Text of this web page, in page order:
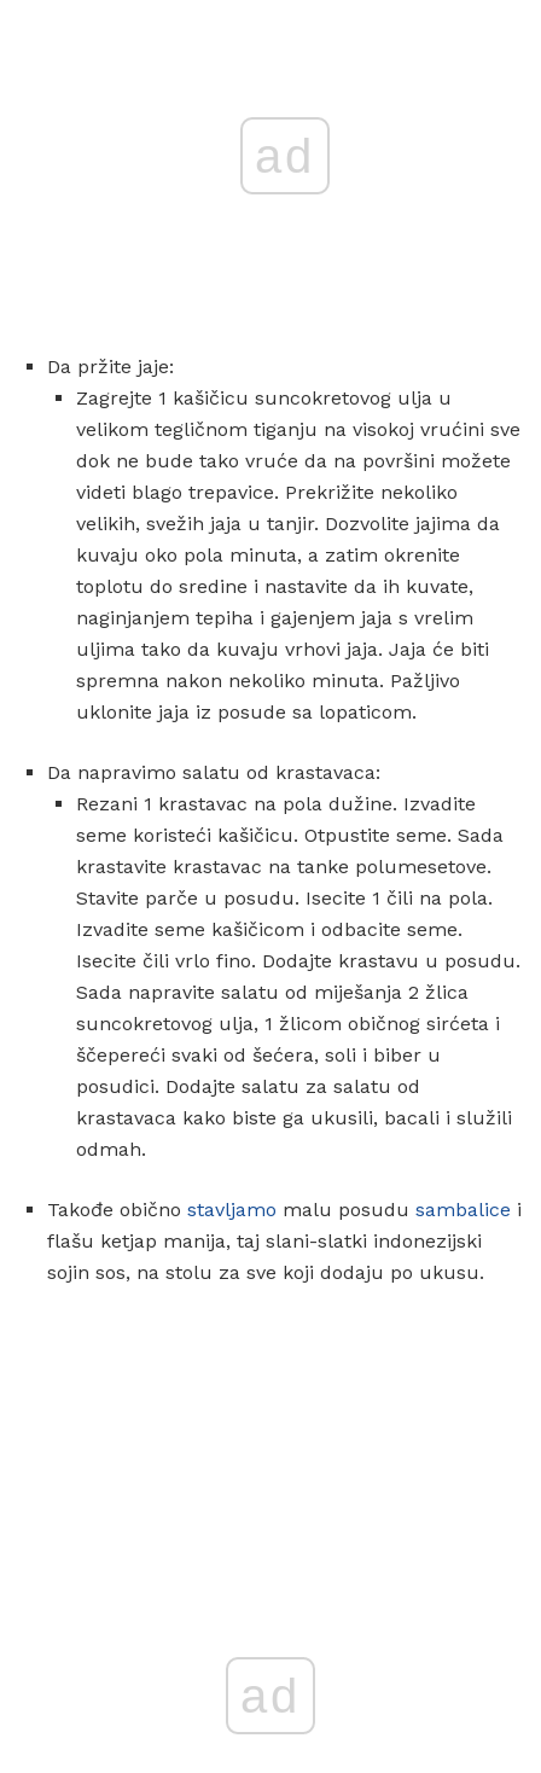
ad
Da pržite jaje:
Zagrejte 1 kašičicu suncokretovog ulja u
velikom tegličnom tiganju na visokoj vrućini sve
dok ne bude tako vruće da na površini možete
videti blago trepavice. Prekrižite nekoliko
velikih, svežih jaja u tanjir. Dozvolite jajima da
kuvaju oko pola minuta, a zatim okrenite
toplotu do sredine i nastavite da ih kuvate,
naginjanjem tepiha i gajenjem jaja s vrelim
uljima tako da kuvaju vrhovi jaja. Jaja će biti
spremna nakon nekoliko minuta. Pažljivo
uklonite jaja iz posude sa lopaticom.
Da napravimo salatu od krastavaca:
Rezani 1 krastavac na pola dužine. Izvadite
seme koristeći kašičicu. Otpustite seme. Sada
krastavite krastavac na tanke polumesetove.
Stavite parče u posudu. Isecite 1 čili na pola.
Izvadite seme kašičicom i odbacite seme.
Isecite čili vrlo fino. Dodajte krastavu u posudu.
Sada napravite salatu od miješanja 2 žlica
suncokretovog ulja, 1 žlicom običnog sirćeta i
ščepereći svaki od šećera, soli i biber u
posudici. Dodajte salatu za salatu od
krastavaca kako biste ga ukusili, bacali i služili
odmah.
Takođe obično stavljamo malu posudu sambalice i
flašu ketjap manija, taj slani-slatki indonezijski
sojin sos, na stolu za sve koji dodaju po ukusu.
ad